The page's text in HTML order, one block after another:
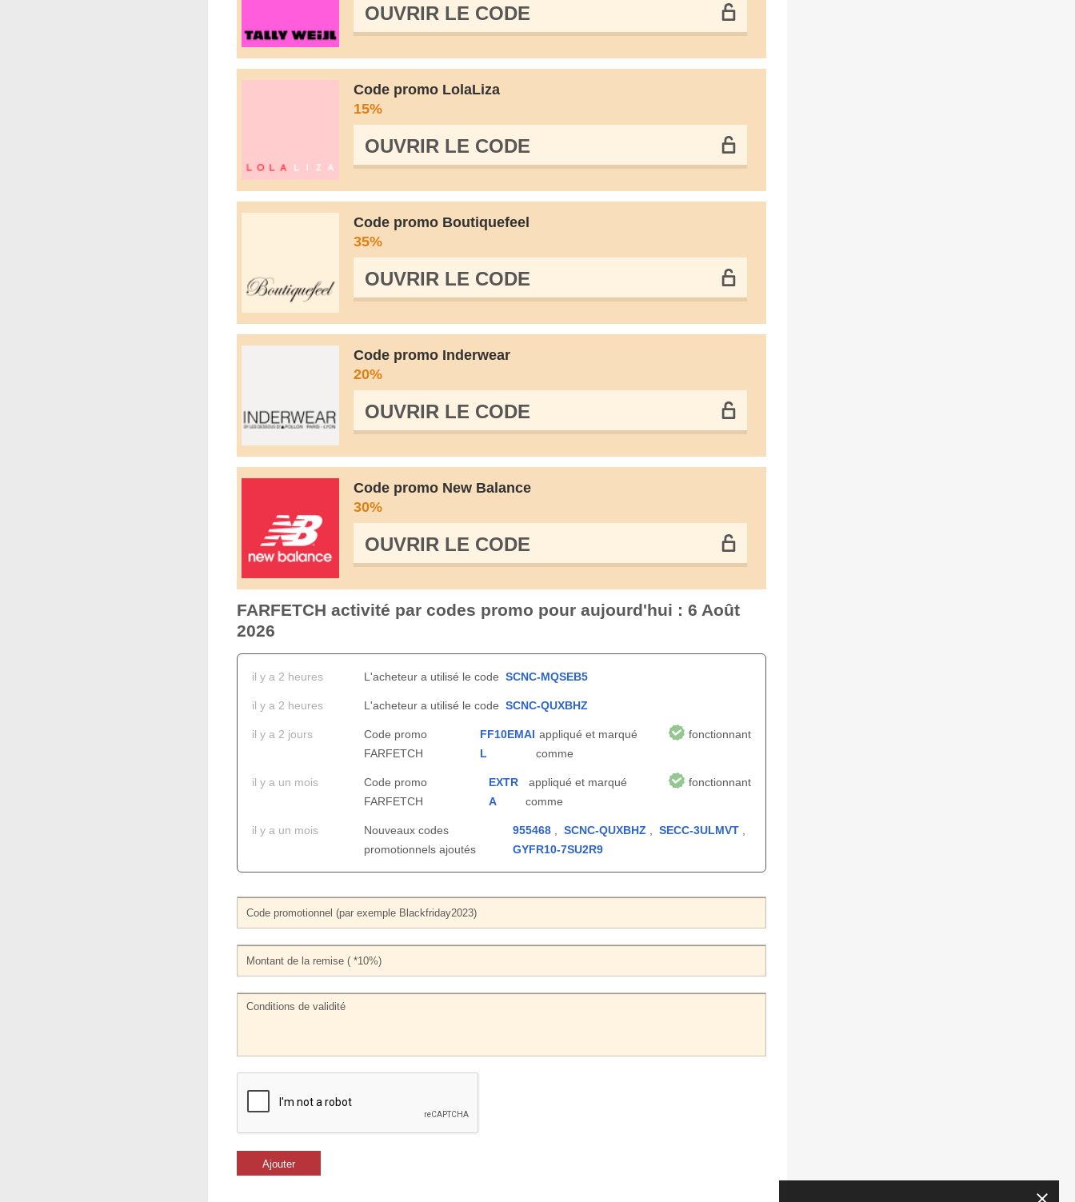
OUVRIR LE СODE
Code promo LolaLiza
15%
OUVRIR LE СODE
Code promo Boutiquefeel
35%
OUVRIR LE СODE
Code promo Inderwear
20%
OUVRIR LE СODE
Code promo New Balance
30%
OUVRIR LE СODE
FARFETCH activité par codes promo pour aujourd'hui : 6 Août
2026
il y a 2 heures L'acheteur a utilisé le code SCNC-MQSEB5
il y a 2 heures L'acheteur a utilisé le code SCNC-QUXBHZ
il y a 2 jours
Code promo
FARFETCH
FF10EMAI
L
appliqué et marqué
comme
fonctionnant
il y a un mois
Code promo
FARFETCH
EXTR
A
appliqué et marqué
comme
fonctionnant
il y a un mois
Nouveaux codes
promotionnels ajoutés
955468 ,SCNC-QUXBHZ ,SECC-3ULMVT
GYFR10-7SU2R9
Ajouter